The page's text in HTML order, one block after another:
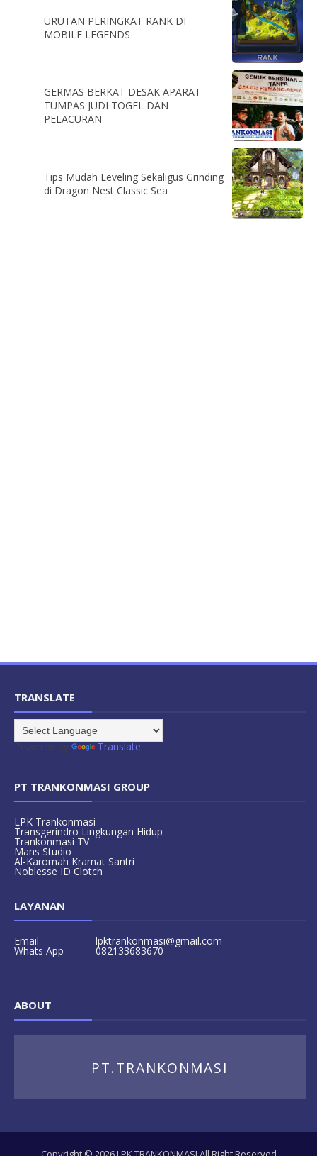
URUTAN PERINGKAT RANK DI
MOBILE LEGENDS
GERMAS BERKAT DESAK APARAT
TUMPAS JUDI TOGEL DAN
PELACURAN
Tips Mudah Leveling Sekaligus Grinding
di Dragon Nest Classic Sea
TRANSLATE
Powered by Translate
PT TRANKONMASI GROUP
LPK Trankonmasi
Transgerindro Lingkungan Hidup
Trankonmasi TV
Mans Studio
Al-Karomah Kramat Santri
Noblesse ID Clotch
LAYANAN
Email lpktrankonmasi@gmail.com
Whats App 082133683670
ABOUT
PT.TRANKONMASI